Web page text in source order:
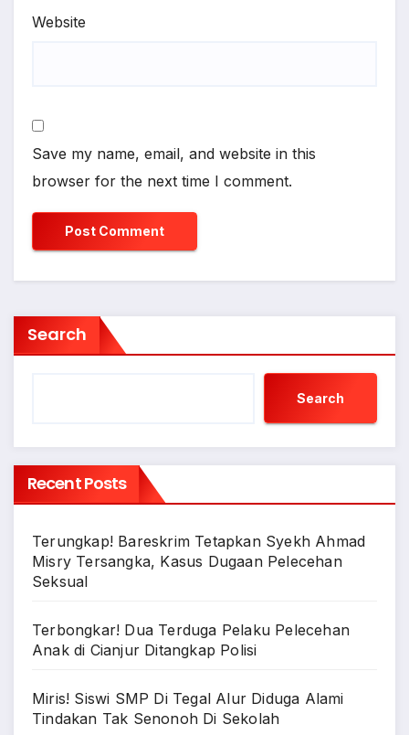
Website
Save my name, email, and website in this
browser for the next time I comment.
Search
Search
Recent Posts
Terungkap! Bareskrim Tetapkan Syekh Ahmad
Misry Tersangka, Kasus Dugaan Pelecehan
Seksual
Terbongkar! Dua Terduga Pelaku Pelecehan
Anak di Cianjur Ditangkap Polisi
Miris! Siswi SMP Di Tegal Alur Diduga Alami
Tindakan Tak Senonoh Di Sekolah